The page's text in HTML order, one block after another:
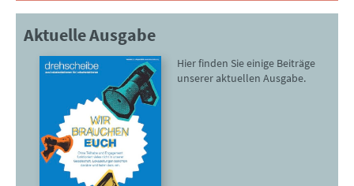
Aktuelle Ausgabe
Hier finden Sie einige Beiträge
unserer aktuellen Ausgabe.